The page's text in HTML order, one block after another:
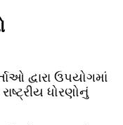
દ્વારા ઉપયોગમાં
ધોરણોનું